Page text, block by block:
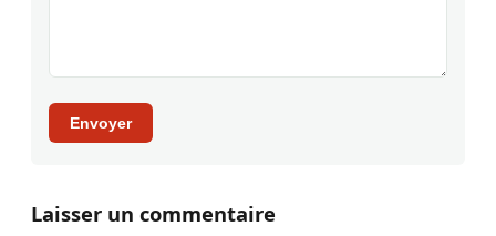
Envoyer
Laisser un commentaire